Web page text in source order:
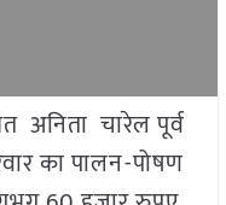
अनिता चारेल पूर्व
का पालन-पोषण